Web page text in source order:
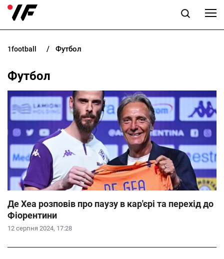
НОВИНИ
ПРОГНОЗИ
БУКМЕКЕРИ
КАЗИНО
РІЗНЕ
UKRU
1football Футбол
Футбол
12 серпня 2024, 17:28
Де Хеа розповів про паузу в кар'єрі та перехід до
Фіорентини